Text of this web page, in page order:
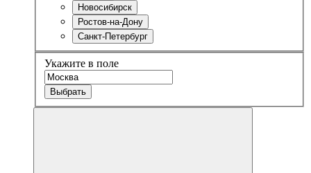
Новосибирск
Ростов-на-Дону
Санкт-Петербург
Укажите в поле
Выбрать